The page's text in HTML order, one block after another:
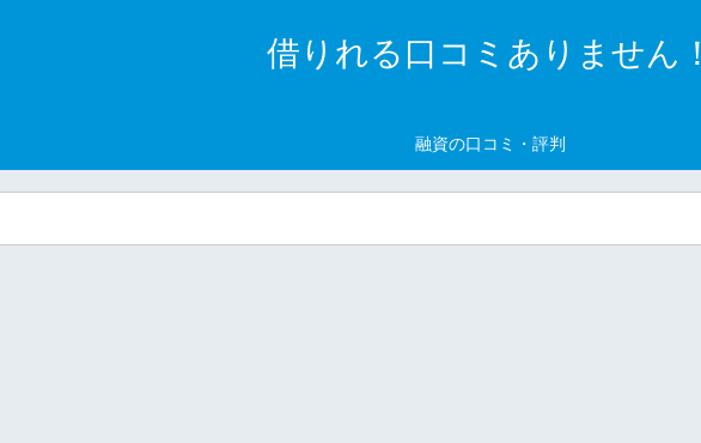
借りれる口コミありません！
融資の口コミ・評判